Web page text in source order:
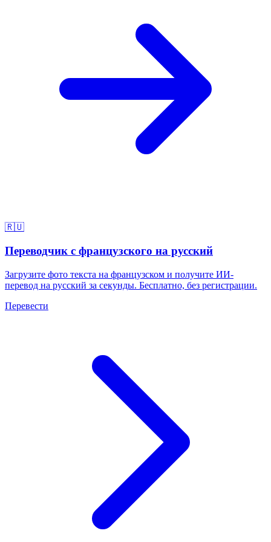
🇷🇺
Переводчик с французского на русский
Загрузите фото текста на французском и получите ИИ-
перевод на русский за секунды. Бесплатно, без регистрации.
Перевести